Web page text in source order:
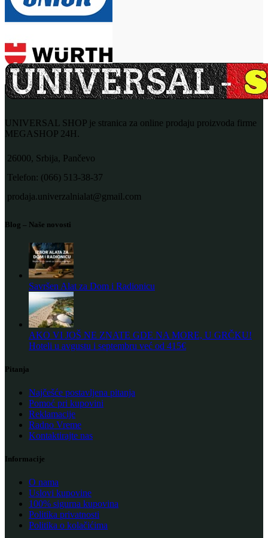
UNIVERSAL SHOP je stranica za online prodaju proizvoda firme
MEGASHOP 24H.
26000, Srbija, Pančevo
Telefon: (066) 513-38-37
prodaja.univerzalnialat@gmail.com
Blog – Naše novosti
Savršen Alat za Dom i Radionicu
AKO VI JOŠ NE ZNATE GDE NA MORE, U GRČKU!
Hoteli u avgustu i septembru već od 415€
Pitanja
Najčešće postavljena pitanja
Pomoć pri kupovini
Reklamacije
Radno Vreme
Kontaktirajte nas
Informacije
O nama
Uslovi kupovine
100% sigurna kupovina
Politika privatnosti
Politika o kolačićima